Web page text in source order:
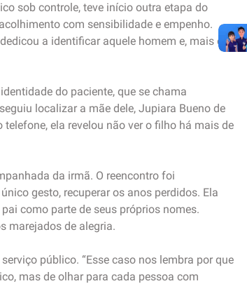
sob controle, teve início outra etapa do
com sensibilidade e empenho.
a identificar aquele homem e, mais do
do paciente, que se chama
localizar a mãe dele, Jupiara Bueno de
ela revelou não ver o filho há mais de
da irmã. O reencontro foi
gesto, recuperar os anos perdidos. Ela
como parte de seus próprios nomes.
marejados de alegria.
público. “Esse caso nos lembra por que
mas de olhar para cada pessoa com